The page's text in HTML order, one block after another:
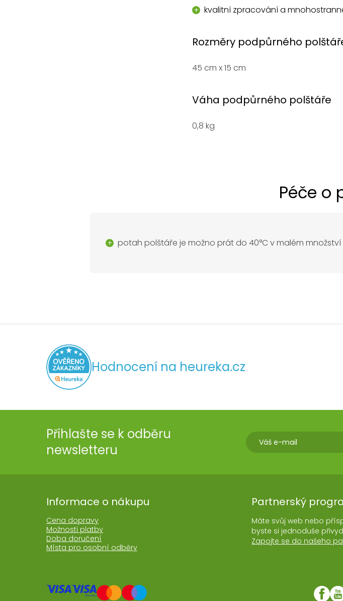
kvalitní zpracování a
Rozměry podpůrného
45 cm x 15 cm
Váha podpůrného polštáře
0,8 kg
Péče o
potah polštáře je možno prát do 40°C v malém množství
Hodnocení na heureka.cz
Přihlašte se k odběru
newsletteru
Informace o nákupu
Cena dopravy
Možnosti platby
Doba doručení
Místa pro osobní odběry
Partnerský
Máte svůj web nebo
byste si jednoduše
Zapojte se do našeho